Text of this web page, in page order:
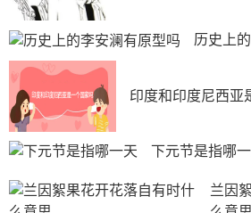
旗而争取中国利益，这件事传入中
环她一下子名声大噪，之后人们总
比较，梁帆为人低调，她实在不想
下，整天被人当做谈资，经过父亲
姓，把名字改成方帆。
虽然现在不是民国时代了，改
历史上
印度和印度尼西亚
下元节是指哪
兰因